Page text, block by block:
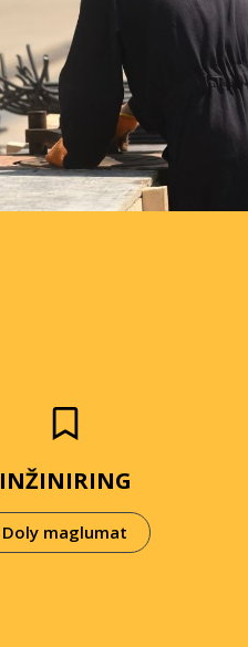
INŽINIRING
Doly maglumat